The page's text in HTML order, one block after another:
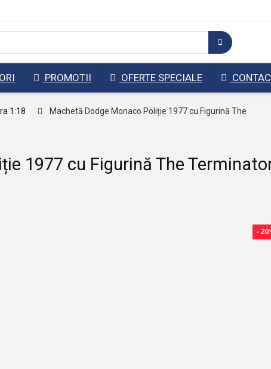
PROMOTII OFERTE SPECIALE
1:18
Machetă Dodge Monaco Poliție 1977 cu Figurină The
1977 cu Figurină The
-